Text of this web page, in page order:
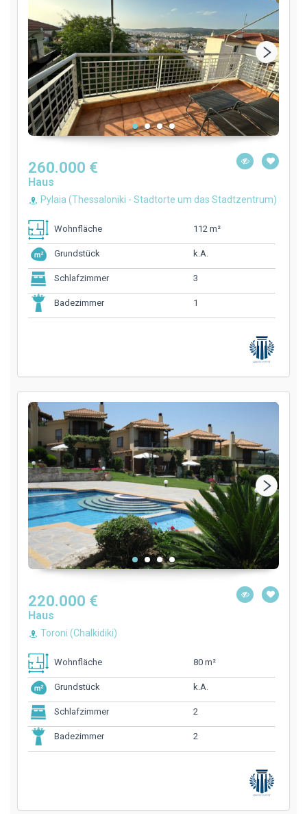
260.000 €
Haus
Pylaia (Thessaloniki - Stadtorte um das Stadtzentrum)
Wohnfläche 112 m²
Grundstück k.A.
Schlafzimmer 3
Badezimmer 1
220.000 €
Haus
Toroni (Chalkidiki)
Wohnfläche 80 m²
Grundstück k.A.
Schlafzimmer 2
Badezimmer 2